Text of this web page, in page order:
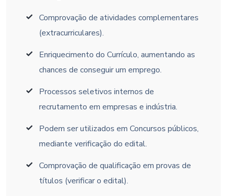
Comprovação de atividades complementares
(extracurriculares).
Enriquecimento do Currículo, aumentando as
chances de conseguir um emprego.
Processos seletivos internos de
recrutamento em empresas e indústria.
Podem ser utilizados em Concursos públicos,
mediante verificação do edital.
Comprovação de qualificação em provas de
títulos (verificar o edital).